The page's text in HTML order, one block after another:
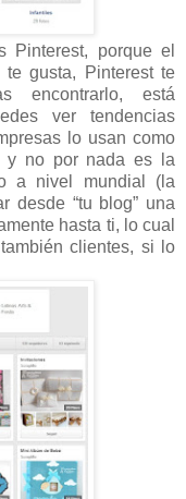
Pinterest, porque el
gusta, Pinterest te
encontrarlo, está
ver tendencias
lo usan como
y no por nada es la
a nivel mundial (la
desde “tu blog” una
hasta ti, lo cual
clientes, si lo